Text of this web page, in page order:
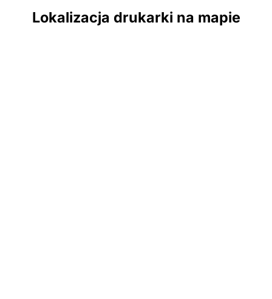
Lokalizacja drukarki na mapie